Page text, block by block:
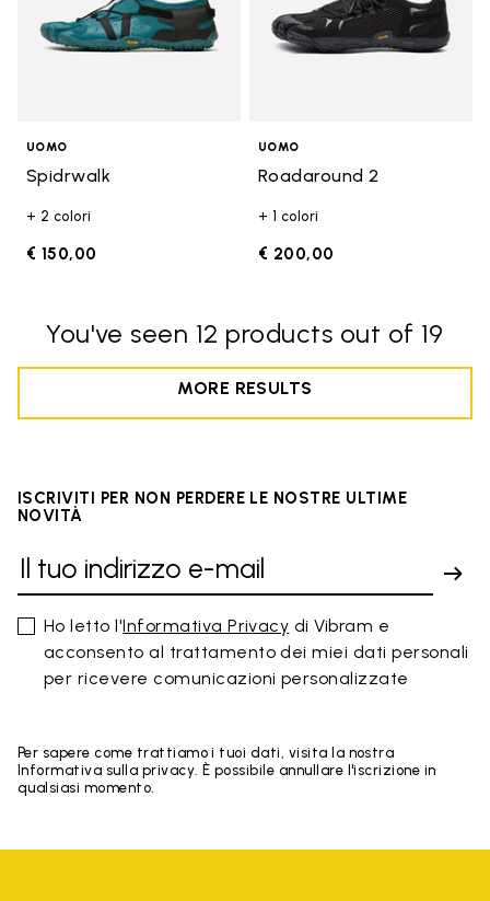
UOMO
Spidrwalk
+ 2 colori
€ 150,00
UOMO
Roadaround 2
+ 1 colori
€ 200,00
You've seen 12 products out of 19
MORE RESULTS
ISCRIVITI PER NON PERDERE LE NOSTRE ULTIME
NOVITÀ
Ho letto l'Informativa Privacy di Vibram e
acconsento al trattamento dei miei dati personali
per ricevere comunicazioni personalizzate
Per sapere come trattiamo i tuoi dati, visita la nostra
Informativa sulla privacy. È possibile annullare l'iscrizione in
qualsiasi momento.